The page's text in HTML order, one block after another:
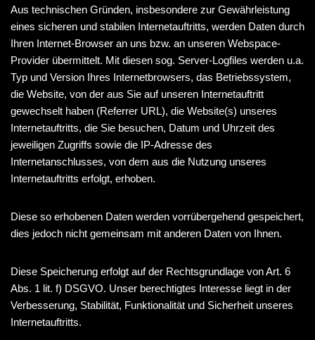
Aus technischen Gründen, insbesondere zur Gewährleistung
eines sicheren und stabilen Internetauftritts, werden Daten durch
Ihren Internet-Browser an uns bzw. an unseren Webspace-
Provider übermittelt. Mit diesen sog. Server-Logfiles werden u.a.
Typ und Version Ihres Internetbrowsers, das Betriebssystem,
die Website, von der aus Sie auf unseren Internetauftritt
gewechselt haben (Referrer URL), die Website(s) unseres
Internetauftritts, die Sie besuchen, Datum und Uhrzeit des
jeweiligen Zugriffs sowie die IP-Adresse des
Internetanschlusses, von dem aus die Nutzung unseres
Internetauftritts erfolgt, erhoben.
Diese so erhobenen Daten werden vorrübergehend gespeichert,
dies jedoch nicht gemeinsam mit anderen Daten von Ihnen.
Diese Speicherung erfolgt auf der Rechtsgrundlage von Art. 6
Abs. 1 lit. f) DSGVO. Unser berechtigtes Interesse liegt in der
Verbesserung, Stabilität, Funktionalität und Sicherheit unseres
Internetauftritts.